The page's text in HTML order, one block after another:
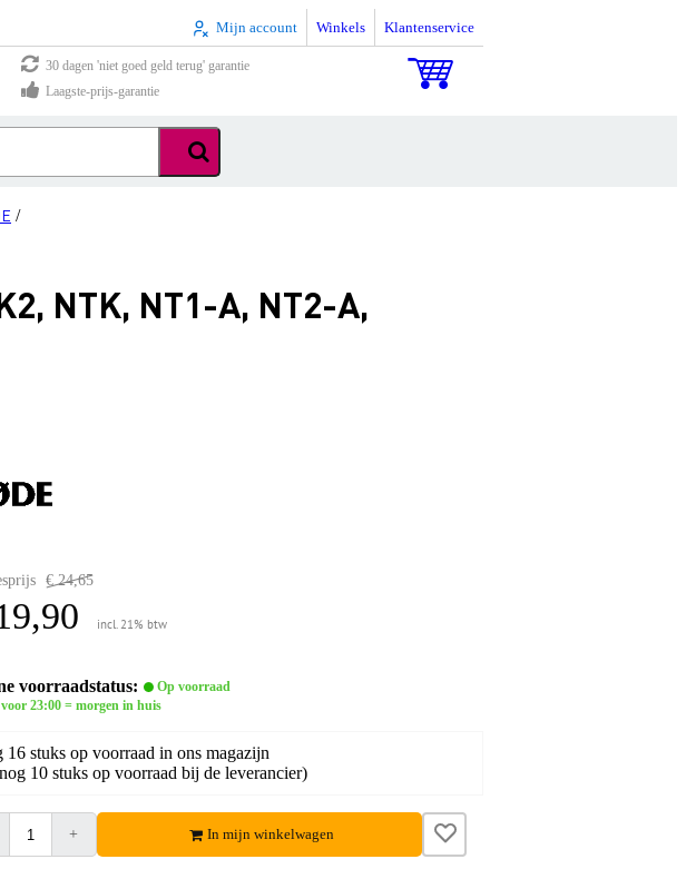
Mijn account Winkels Klantenservice
30 dagen 'niet goed geld terug' garantie
Laagste-prijs-garantie
/
NTK, NT1-A, NT2-A,
€ 24,65
incl. 21% btw
voorraadstatus:
Op voorraad
voor 23:00 = morgen in huis
16 stuks op voorraad in ons magazijn
10 stuks op voorraad bij de leverancier)
+ In mijn winkelwagen